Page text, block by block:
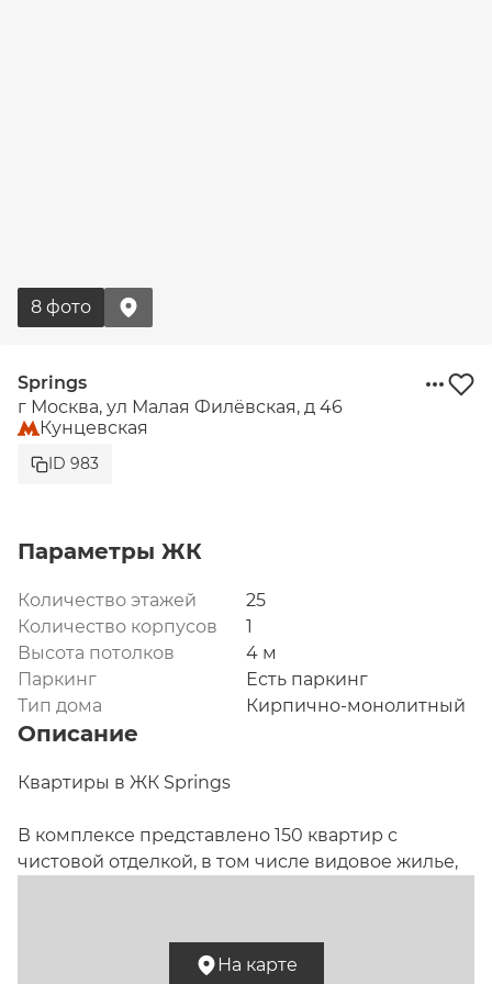
8 фото
Springs
г Москва, ул Малая Филёвская, д 46
Кунцевская
ID 983
Параметры ЖК
Количество этажей
25
Количество корпусов
1
Высота потолков
4 м
Паркинг
Есть паркинг
Тип дома
Кирпично-монолитный
Описание
Квартиры в ЖК Springs
В комплексе представлено 150 квартир с
чистовой отделкой, в том числе видовое жилье,
-347,9 кв. м. Высота потолков составляет 3,1-4,5 м.
Предусмотрено трансформируемое остекление.
На карте